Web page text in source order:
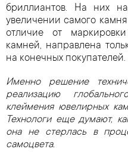
бриллиантов. На них
увеличении самого
отличие от
камней, направлена
на конечных покупателей.
Именно решение
реализацию
клеймения ювелирных
Технологи еще думают,
она не стерлась в
самоцвета.